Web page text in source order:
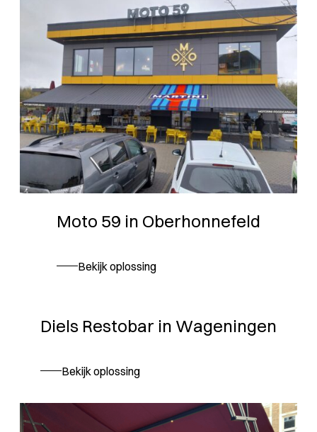
Moto 59 in Oberhonnefeld
Bekijk oplossing
Diels Restobar in Wageningen
Bekijk oplossing